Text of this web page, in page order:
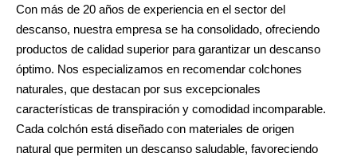
Con más de 20 años de experiencia en el sector del
descanso, nuestra empresa se ha consolidado, ofreciendo
productos de calidad superior para garantizar un descanso
óptimo. Nos especializamos en recomendar colchones
naturales, que destacan por sus excepcionales
características de transpiración y comodidad incomparable.
Cada colchón está diseñado con materiales de origen
natural que permiten un descanso saludable, favoreciendo